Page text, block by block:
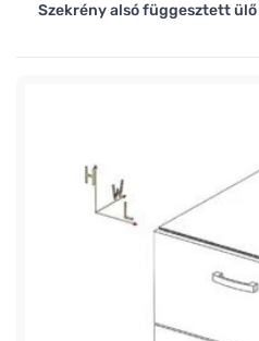
Szekrény alsó függesztett